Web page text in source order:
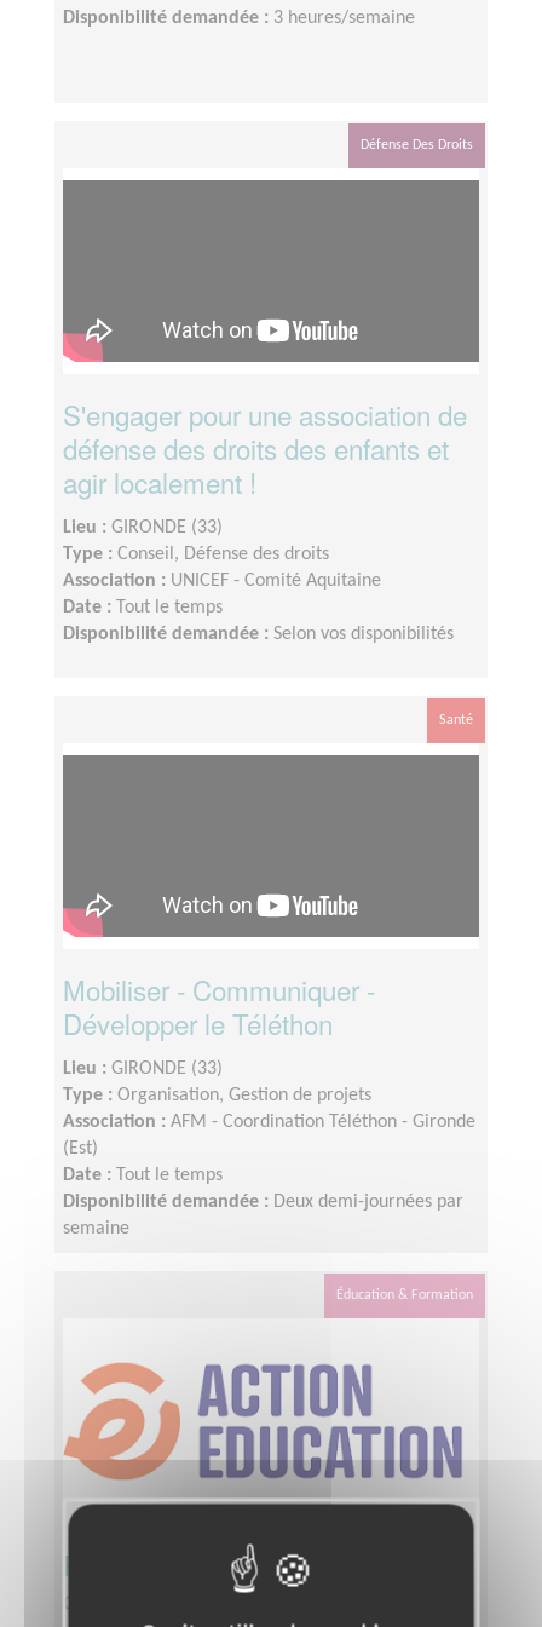
Disponibilité demandée : 3 heures/semaine
Défense Des Droits
S'engager pour une association de
défense des droits des enfants et
agir localement !
Lieu : GIRONDE (33)
Type : Conseil, Défense des droits
Association : UNICEF - Comité Aquitaine
Date :
Tout le temps
Disponibilité demandée : Selon vos disponibilités
Santé
Mobiliser - Communiquer -
Développer le Téléthon
Lieu : GIRONDE (33)
Type : Organisation, Gestion de projets
Association : AFM - Coordination Téléthon - Gironde
(Est)
Date :
Tout le temps
Disponibilité demandée : Deux demi-journées par
semaine
Éducation & Formation
Participez au développement des
dons pour l'éducation dans le